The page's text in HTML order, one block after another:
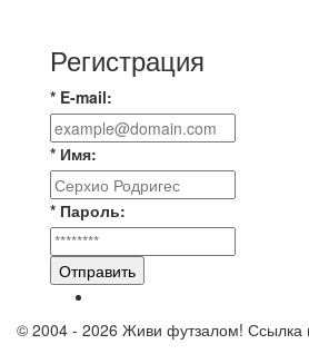
Регистрация
* E-mail:
* Имя:
* Пароль:
Отправить
© 2004 - 2026 Живи футзалом! Ссылка